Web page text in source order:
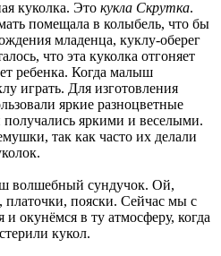
куколка. Это кукла Скрутка.
помещала в колыбель, что бы
младенца, куклу-оберег
что эта куколка отгоняет
ребенка. Когда малыш
играть. Для изготовления
яркие разноцветные
яркими и веселыми.
так как часто их делали
волшебный сундучок. Ой,
платочки, пояски. Сейчас мы с
окунёмся в ту атмосферу, когда
кукол.